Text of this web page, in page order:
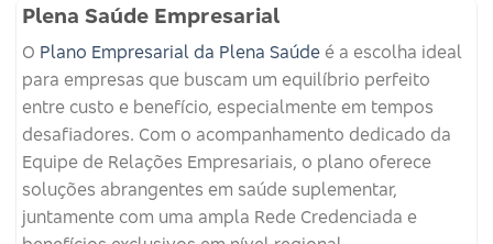
Plena Saúde Empresarial
O Plano Empresarial da Plena Saúde é a escolha ideal
para empresas que buscam um equilíbrio perfeito
entre custo e benefício, especialmente em tempos
desafiadores. Com o acompanhamento dedicado da
Equipe de Relações Empresariais, o plano oferece
soluções abrangentes em saúde suplementar,
juntamente com uma ampla Rede Credenciada e